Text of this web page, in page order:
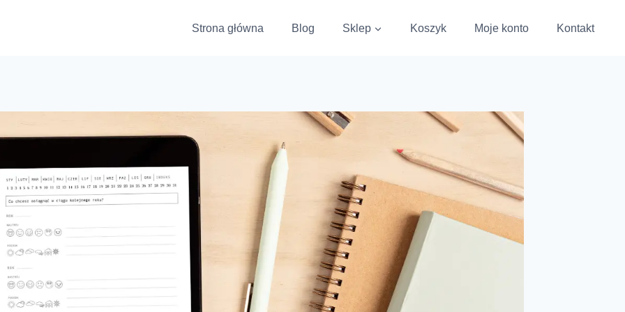
Strona główna Blog Sklep Koszyk Moje konto Kontakt